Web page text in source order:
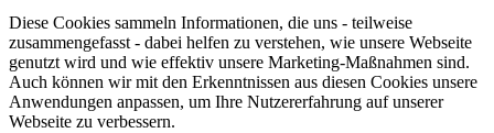
Diese Cookies sammeln Informationen, die uns - teilweise
zusammengefasst - dabei helfen zu verstehen, wie unsere Webseite
genutzt wird und wie effektiv unsere Marketing-Maßnahmen sind.
Auch können wir mit den Erkenntnissen aus diesen Cookies unsere
Anwendungen anpassen, um Ihre Nutzererfahrung auf unserer
Webseite zu verbessern.